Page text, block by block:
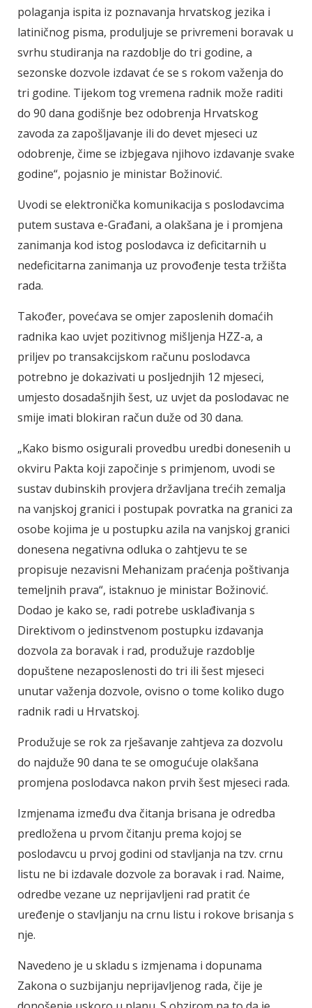
polaganja ispita iz poznavanja hrvatskog jezika i
latiničnog pisma, produljuje se privremeni boravak u
svrhu studiranja na razdoblje do tri godine, a
sezonske dozvole izdavat će se s rokom važenja do
tri godine. Tijekom tog vremena radnik može raditi
do 90 dana godišnje bez odobrenja Hrvatskog
zavoda za zapošljavanje ili do devet mjeseci uz
odobrenje, čime se izbjegava njihovo izdavanje svake
godine“, pojasnio je ministar Božinović.
Uvodi se elektronička komunikacija s poslodavcima
putem sustava e-Građani, a olakšana je i promjena
zanimanja kod istog poslodavca iz deficitarnih u
nedeficitarna zanimanja uz provođenje testa tržišta
rada.
Također, povećava se omjer zaposlenih domaćih
radnika kao uvjet pozitivnog mišljenja HZZ-a, a
priljev po transakcijskom računu poslodavca
potrebno je dokazivati u posljednjih 12 mjeseci,
umjesto dosadašnjih šest, uz uvjet da poslodavac ne
smije imati blokiran račun duže od 30 dana.
„Kako bismo osigurali provedbu uredbi donesenih u
okviru Pakta koji započinje s primjenom, uvodi se
sustav dubinskih provjera državljana trećih zemalja
na vanjskoj granici i postupak povratka na granici za
osobe kojima je u postupku azila na vanjskoj granici
donesena negativna odluka o zahtjevu te se
propisuje nezavisni Mehanizam praćenja poštivanja
temeljnih prava“, istaknuo je ministar Božinović.
Dodao je kako se, radi potrebe usklađivanja s
Direktivom o jedinstvenom postupku izdavanja
dozvola za boravak i rad, produžuje razdoblje
dopuštene nezaposlenosti do tri ili šest mjeseci
unutar važenja dozvole, ovisno o tome koliko dugo
radnik radi u Hrvatskoj.
Produžuje se rok za rješavanje zahtjeva za dozvolu
do najduže 90 dana te se omogućuje olakšana
promjena poslodavca nakon prvih šest mjeseci rada.
Izmjenama između dva čitanja brisana je odredba
predložena u prvom čitanju prema kojoj se
poslodavcu u prvoj godini od stavljanja na tzv. crnu
listu ne bi izdavale dozvole za boravak i rad. Naime,
odredbe vezane uz neprijavljeni rad pratit će
uređenje o stavljanju na crnu listu i rokove brisanja s
nje.
Navedeno je u skladu s izmjenama i dopunama
Zakona o suzbijanju neprijavljenog rada, čije je